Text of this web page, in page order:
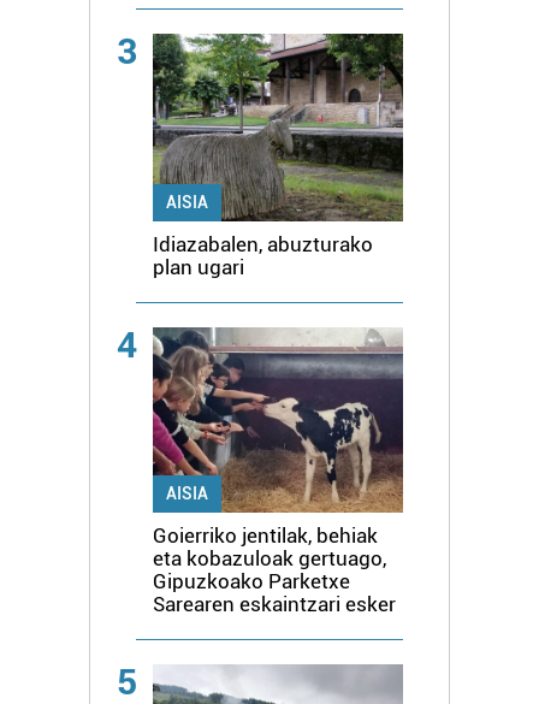
3
AISIA
Idiazabalen, abuzturako
plan ugari
4
AISIA
Goierriko jentilak, behiak
eta kobazuloak gertuago,
Gipuzkoako Parketxe
Sarearen eskaintzari esker
5